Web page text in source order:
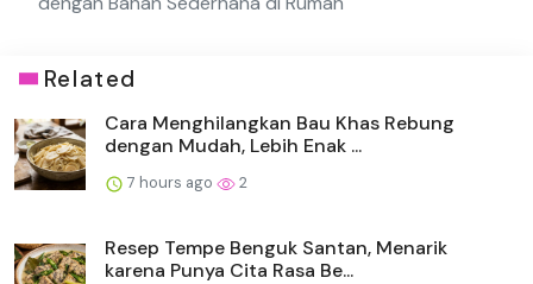
Related
Cara Menghilangkan Bau Khas Rebung
dengan Mudah, Lebih Enak ...
7 hours ago 2
Resep Tempe Benguk Santan, Menarik
karena Punya Cita Rasa Be...